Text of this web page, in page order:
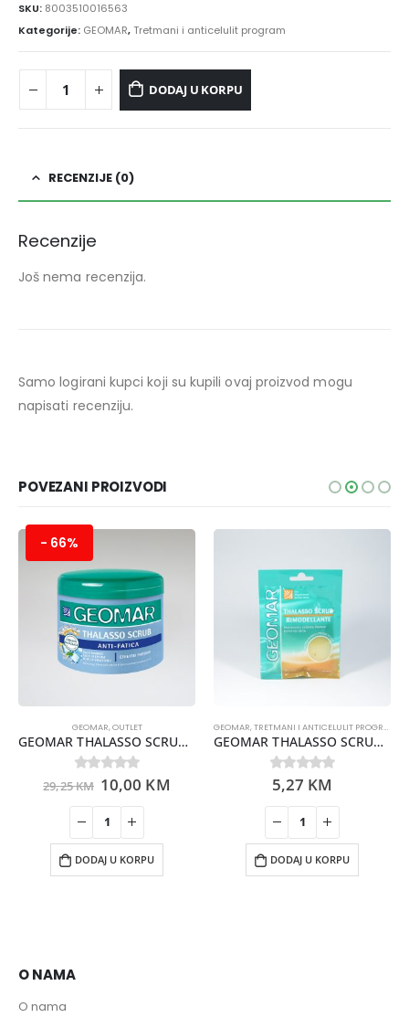
SKU: 8003510016563
Kategorije: GEOMAR,Tretmani i anticelulit program
DODAJ U KORPU
RECENZIJE (0)
Recenzije
Još nema recenzija.
Samo logirani kupci koji su kupili ovaj proizvod mogu
napisati recenziju.
POVEZANI PROIZVODI
- 66%
GEOMAR,OUTLET
GEOMAR THALASSO SCRUB ANTI-FATIGUE 600GR
0out of 5
29,25KM 10,00 KM
DODAJ U KORPU
GEOMAR,TRETMANI I ANTICELULIT PROGRAM
GEOMAR THALASSO SCRUB REMODELLING SINLE DOSE 85ML
0out of 5
5,27 KM
DODAJ U KORPU
O NAMA
O nama